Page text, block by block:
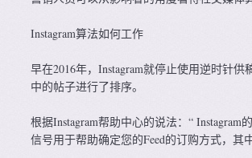
Instagram算法如何工作
早在2016年，Instagram就停止使用逆时针
中的帖子进行了排序。
根据Instagram帮助中心的说法：“
信号用于帮助确定您的Feed的订购方式，其